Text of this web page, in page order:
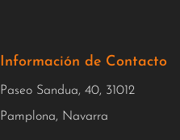
Información de Contacto
Paseo Sandua, 40, 31012
Pamplona, Navarra